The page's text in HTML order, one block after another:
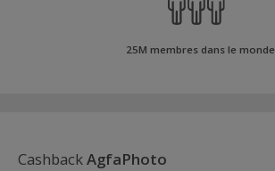
25M membres dans le monde
CashbackAgfaPhoto